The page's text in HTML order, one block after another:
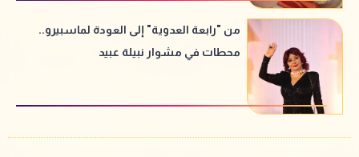
من "رابعة العدوية" إلى العودة لماسبيرو..
محطات في مشوار نبيلة عبيد